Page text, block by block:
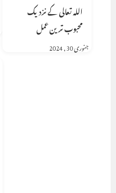
اللہ تعالی کے نزدیک
محبوب ترین عمل
جنوری 30, 2024